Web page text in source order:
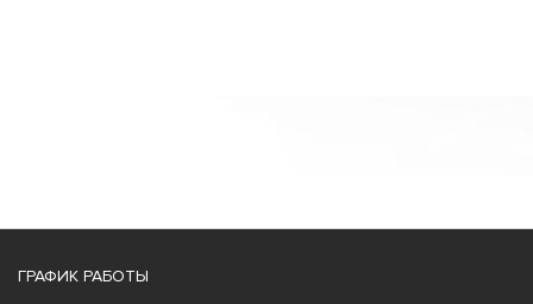
ГРАФИК РАБОТЫ